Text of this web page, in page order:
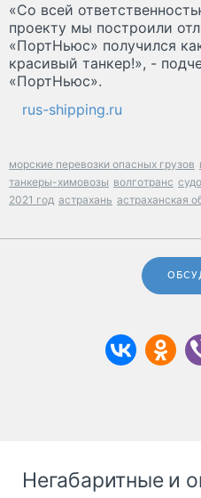
«Со всей
проекту мы построили
«ПортНьюс» получился
красивый танкер!», -
«ПортНьюс».
rus-shipping.ru
морские перевозки опасных грузов
танкеры-химовозы волготранс
2021 год астрахань астраханская
Негабаритные и